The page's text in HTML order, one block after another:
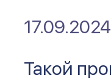
17.09.2024
Такой